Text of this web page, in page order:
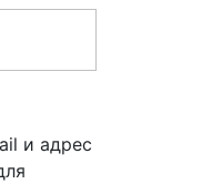
и адрес